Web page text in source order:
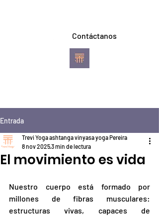
Contáctanos
Pereira
Entrada
El movimiento es vida
Trevi Yoga ashtanga vinyasa yoga Pereira
8 nov 20253 min de lectura
Nuestro cuerpo está formado por
millones de fibras musculares:
estructuras vivas, capaces de